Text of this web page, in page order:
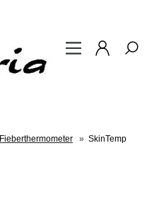
Fieberthermometer » SkinTemp